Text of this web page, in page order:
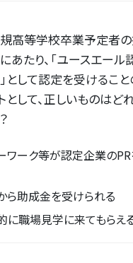
高等学校卒業予定者
あたり、「ユースエール
として認定を受けること
として、正しいものはど
ワーク等が認定企業のPR
ら助成金を受けられる
に職場見学に来てもらえ